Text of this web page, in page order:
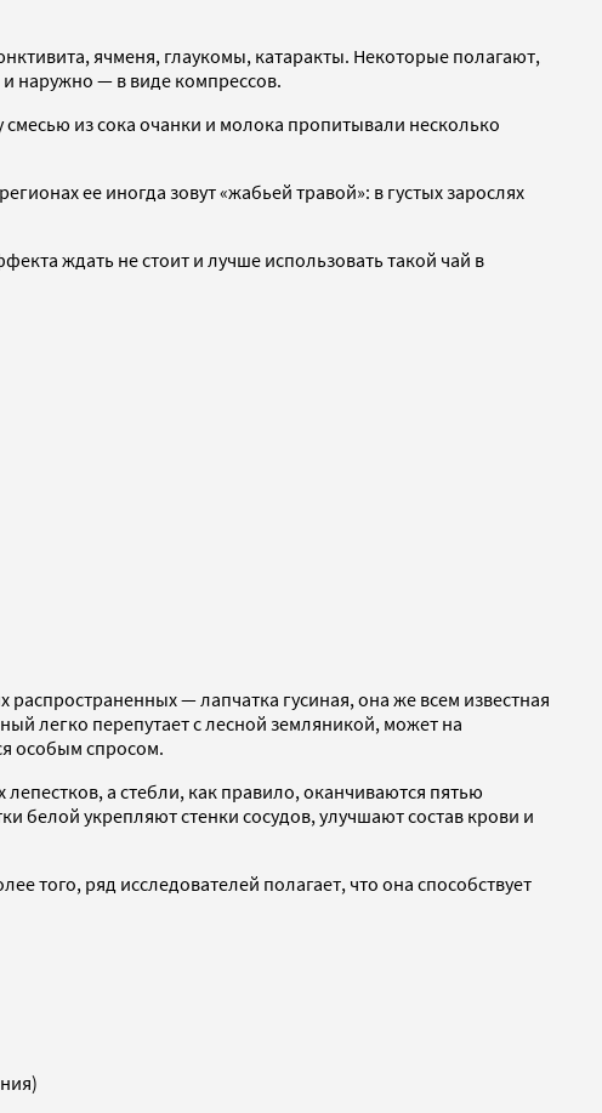
ячменя, глаукомы, катаракты. Некоторые полагают,
наружно — в виде компрессов.
из сока очанки и молока пропитывали несколько
ее иногда зовут «жабьей травой»: в густых зарослях
ждать не стоит и лучше использовать такой чай в
— лапчатка гусиная, она же всем известная
легко перепутает с лесной земляникой, может на
особым спросом.
а стебли, как правило, оканчиваются пятью
белой укрепляют стенки сосудов, улучшают состав крови и
того, ряд исследователей полагает, что она способствует